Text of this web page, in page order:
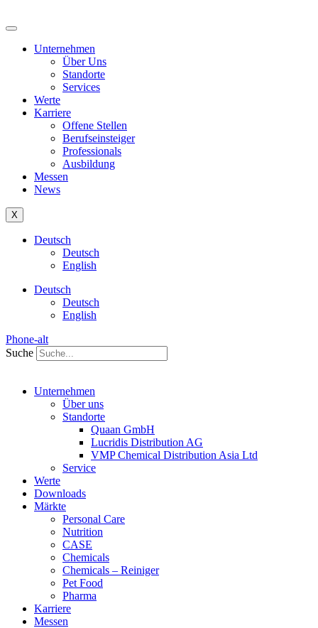
Unternehmen
Über Uns
Standorte
Services
Werte
Karriere
Offene Stellen
Berufseinsteiger
Professionals
Ausbildung
Messen
News
X
Deutsch
Deutsch
English
Deutsch
Deutsch
English
Phone-alt
Suche
Unternehmen
Über uns
Standorte
Quaan GmbH
Lucridis Distribution AG
VMP Chemical Distribution Asia Ltd
Service
Werte
Downloads
Märkte
Personal Care
Nutrition
CASE
Chemicals
Chemicals – Reiniger
Pet Food
Pharma
Karriere
Messen